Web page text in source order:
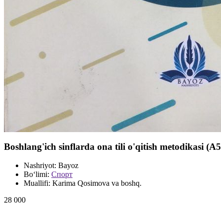
Boshlang'ich sinflarda ona tili o'qitish metodikasi
Nashriyot: Bayoz
Bo‘limi: Спорт
Muallifi: Karima Qosimova va boshq.
28 000